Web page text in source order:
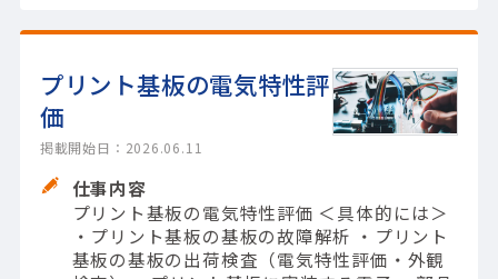
プリント基板の電気特性評
価
掲載開始日：2026.06.11
仕事内容
プリント基板の電気特性評価 ＜具体的には＞
・プリント基板の基板の故障解析 ・プリント
基板の基板の出荷検査（電気特性評価・外観